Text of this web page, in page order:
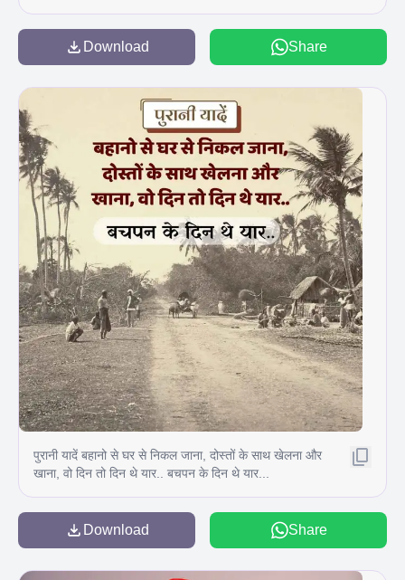
Download Share
पुरानी यादें बहानो से घर से निकल जाना, दोस्तों के साथ खेलना और
खाना, वो दिन तो दिन थे यार.. बचपन के दिन थे यार...
Download Share